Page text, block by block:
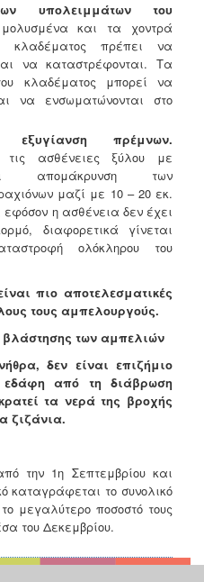
υπολειμμάτων του
και τα χοντρά
κλαδέματος πρέπει να
να καταστρέφονται. Τα
κλαδέματος μπορεί να
να ενσωματώνονται στο
πρέμνων.
τις ασθένειες ξύλου με
απομάκρυνση των
μαζί με 10 – 20 εκ.
εφόσον η ασθένεια δεν έχει
διαφορετικά γίνεται
ολόκληρου του
πιο αποτελεσματικές
τους αμπελουργούς.
βλάστησης των αμπελιών
δεν είναι επιζήμιο
εδάφη από τη διάβρωση
τα νερά της βροχής
ζιζάνια.
την 1η Σεπτεμβρίου και
καταγράφεται το συνολικό
μεγαλύτερο ποσοστό τους
του Δεκεμβρίου.